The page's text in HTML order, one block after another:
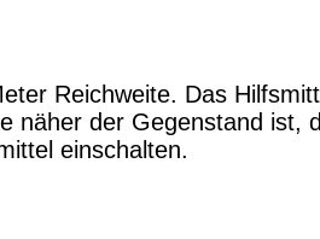
Reichweite. Das
näher der Gegenstand ist,
einschalten.